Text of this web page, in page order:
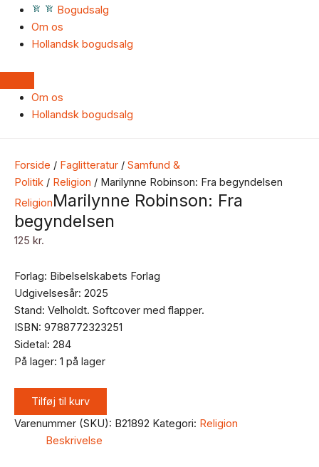
Bogudsalg
Om os
Hollandsk bogudsalg
Om os
Hollandsk bogudsalg
Forside / Faglitteratur / Samfund &
Politik / Religion / Marilynne Robinson: Fra begyndelsen
ReligionMarilynne Robinson: Fra
begyndelsen
125 kr.
Forlag: Bibelselskabets Forlag
Udgivelsesår: 2025
Stand: Velholdt. Softcover med flapper.
ISBN: 9788772323251
Sidetal: 284
På lager: 1 på lager
Tilføj til kurv
Varenummer (SKU): B21892 Kategori: Religion
Beskrivelse